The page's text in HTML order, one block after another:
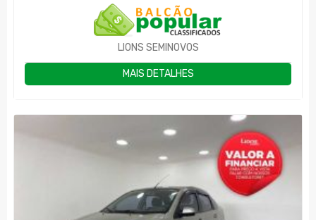
LIONS SEMINOVOS
MAIS DETALHES